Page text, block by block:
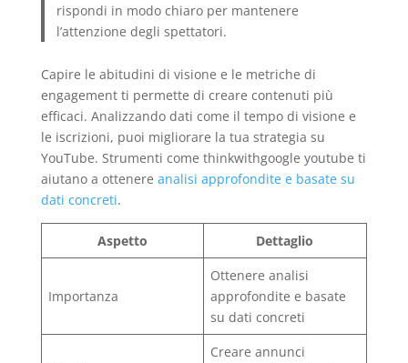
rispondi in modo chiaro per mantenere
l’attenzione degli spettatori.
Capire le abitudini di visione e le metriche di
engagement ti permette di creare contenuti più
efficaci. Analizzando dati come il tempo di visione e
le iscrizioni, puoi migliorare la tua strategia su
YouTube. Strumenti come thinkwithgoogle youtube ti
aiutano a ottenere analisi approfondite e basate su
dati concreti.
Aspetto Dettaglio
Importanza
Ottenere analisi
approfondite e basate
su dati concreti
Creare annunci